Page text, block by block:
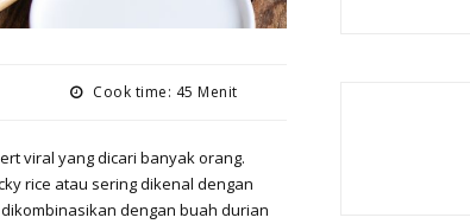
Cook time: 45 Menit
viral yang dicari banyak orang.
rice atau sering dikenal dengan
dengan buah durian